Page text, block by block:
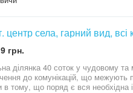
Локація: maps.app.goo.gl/WwncyYpd6SdYsRZm9?g_st=iw Телефонуйте для перегляду та
інформації. До зустрічі з
центр села, гарний вид, всі
грн.
ділянка 40 соток у чудовому та
до комунікацій, що межують
в тому, що поряд є вся необхідна